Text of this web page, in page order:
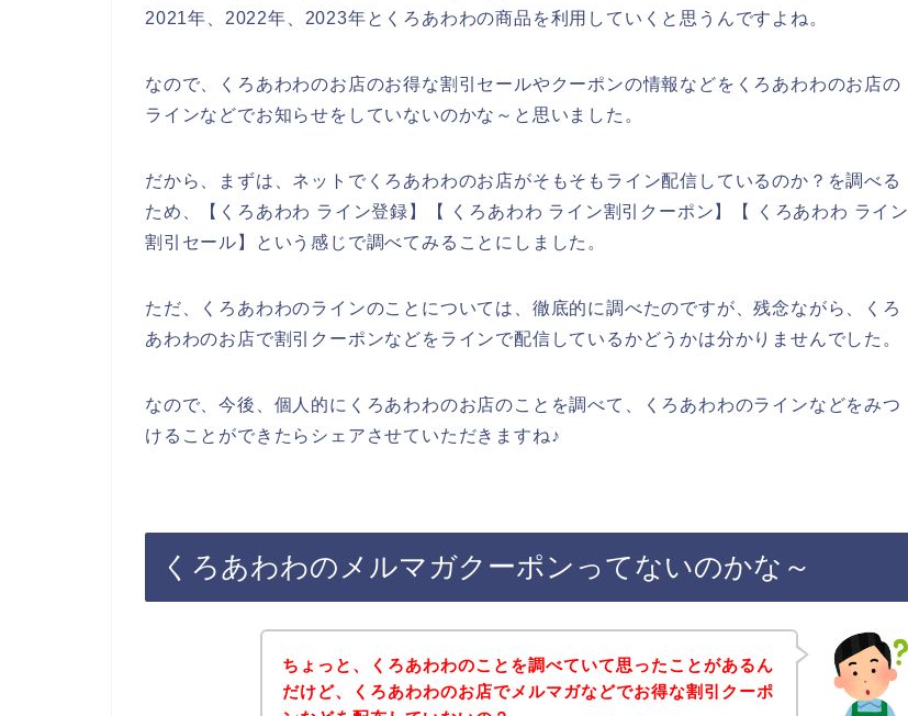
2021年、2022年、2023年とくろあわわの商品を利用していくと思うんですよね。
なので、くろあわわのお店のお得な割引セールやクーポンの情報などをくろあわわのお店の
ラインなどでお知らせをしていないのかな～と思いました。
だから、まずは、ネットでくろあわわのお店がそもそもライン配信しているのか？を調べる
ため、【くろあわわ ライン登録】【 くろあわわ ライン割引クーポン】【 くろあわわ ライン
割引セール】という感じで調べてみることにしました。
ただ、くろあわわのラインのことについては、徹底的に調べたのですが、残念ながら、くろ
あわわのお店で割引クーポンなどをラインで配信しているかどうかは分かりませんでした。
なので、今後、個人的にくろあわわのお店のことを調べて、くろあわわのラインなどをみつ
けることができたらシェアさせていただきますね♪
くろあわわのメルマガクーポンってないのかな～
ちょっと、くろあわわのことを調べていて思ったことがあるん
だけど、くろあわわのお店でメルマガなどでお得な割引クーポ